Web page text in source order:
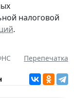
налоговой
.
Перепечатка